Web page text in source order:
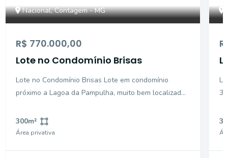
Nacional, Contagem - MG
R$ 770.000,00
Lote no Condomínio Brisas
Lote no Condomínio Brisas Lote em condomínio
próximo a Lagoa da Pampulha, muito bem localizado,
condomínio é um paraíso e oferece o melhor para
seu morador, com quadras, espaço fitness, áreas
300m²
Área privativa